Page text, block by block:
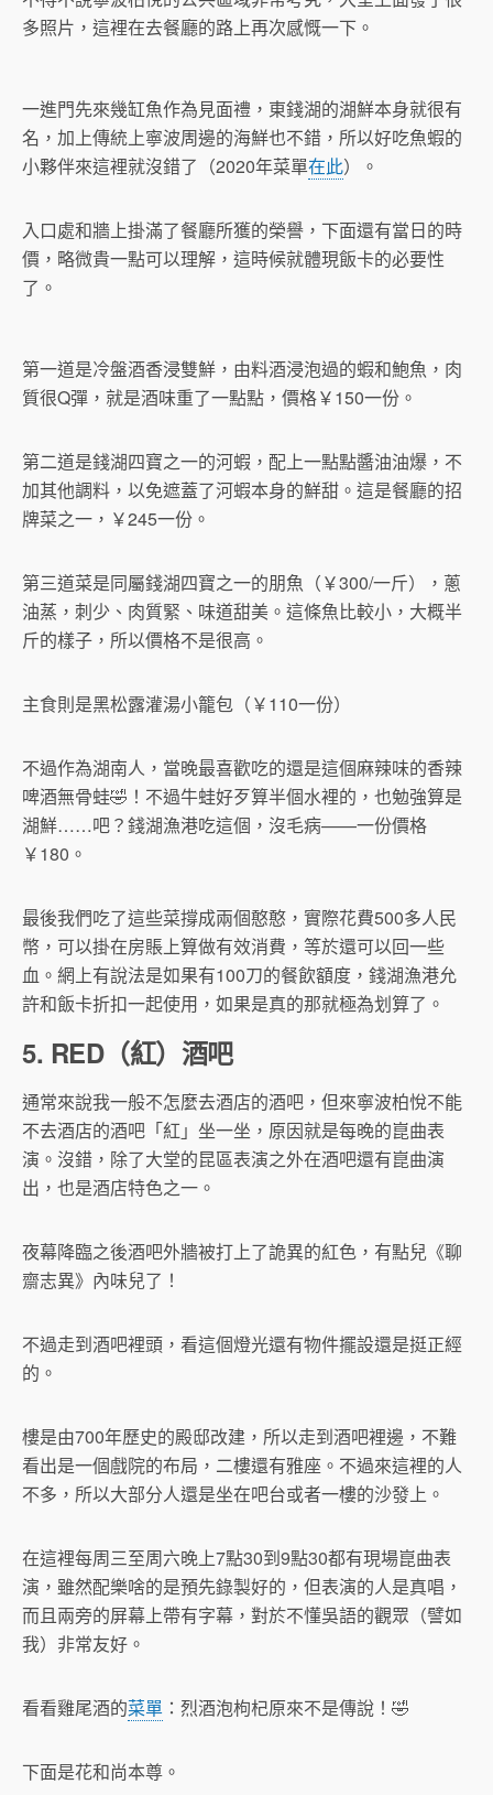
多照片，這裡在去餐廳的路上再次感慨一下。
一進門先來幾缸魚作為見面禮，東錢湖的湖鮮本身就很有
名，加上傳統上寧波周邊的海鮮也不錯，所以好吃魚蝦的
小夥伴來這裡就沒錯了（2020年菜單在此）。
入口處和牆上掛滿了餐廳所獲的榮譽，下面還有當日的時
價，略微貴一點可以理解，這時候就體現飯卡的必要性
了。
第一道是冷盤酒香浸雙鮮，由料酒浸泡過的蝦和鮑魚，肉
質很Q彈，就是酒味重了一點點，價格￥150一份。
第二道是錢湖四寶之一的河蝦，配上一點點醬油油爆，不
加其他調料，以免遮蓋了河蝦本身的鮮甜。這是餐廳的招
牌菜之一，￥245一份。
第三道菜是同屬錢湖四寶之一的朋魚（￥300/一斤），蔥
油蒸，刺少、肉質緊、味道甜美。這條魚比較小，大概半
斤的樣子，所以價格不是很高。
主食則是黑松露灌湯小籠包（￥110一份）
不過作為湖南人，當晚最喜歡吃的還是這個麻辣味的香辣
啤酒無骨蛙🤣！不過牛蛙好歹算半個水裡的，也勉強算是
湖鮮……吧？錢湖漁港吃這個，沒毛病——一份價格
￥180。
最後我們吃了這些菜撐成兩個憨憨，實際花費500多人民
幣，可以掛在房賬上算做有效消費，等於還可以回一些
血。網上有說法是如果有100刀的餐飲額度，錢湖漁港允
許和飯卡折扣一起使用，如果是真的那就極為划算了。
5. RED（紅）酒吧
通常來說我一般不怎麼去酒店的酒吧，但來寧波柏悅不能
不去酒店的酒吧「紅」坐一坐，原因就是每晚的崑曲表
演。沒錯，除了大堂的昆區表演之外在酒吧還有崑曲演
出，也是酒店特色之一。
夜幕降臨之後酒吧外牆被打上了詭異的紅色，有點兒《聊
齋志異》內味兒了！
不過走到酒吧裡頭，看這個燈光還有物件擺設還是挺正經
的。
樓是由700年歷史的殿邸改建，所以走到酒吧裡邊，不難
看出是一個戲院的布局，二樓還有雅座。不過來這裡的人
不多，所以大部分人還是坐在吧台或者一樓的沙發上。
在這裡每周三至周六晚上7點30到9點30都有現場崑曲表
演，雖然配樂啥的是預先錄製好的，但表演的人是真唱，
而且兩旁的屏幕上帶有字幕，對於不懂吳語的觀眾（譬如
我）非常友好。
看看雞尾酒的菜單 ：烈酒泡枸杞原來不是傳說！🤣
下面是花和尚本尊。